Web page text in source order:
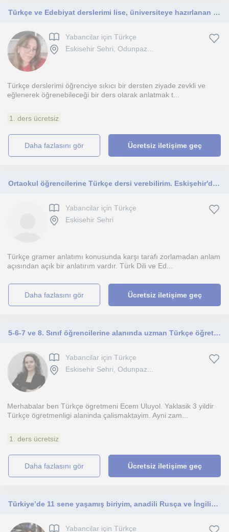
Türkçe ve Edebiyat derslerimi lise, üniversiteye hazırlanan öğrencilerimle keyifle sürdürmekteyim.
Yabancilar için Türkçe
Eskisehir Sehri, Odunpaz...
Türkçe derslerimi öğrenciye sıkıcı bir dersten ziyade zevkli ve
eğlenerek öğrenebileceği bir ders olarak anlatmak t...
1. ders ücretsiz
daha fazlasını gör Ücretsiz iletişime geç
Ortaokul öğrencilerine Türkçe dersi verebilirim. Eskişehir'deki öğrencilere yardımcı olabilirim.
Yabancilar için Türkçe
Eskisehir Sehri
Türkçe gramer anlatımı konusunda karşı tarafı zorlamadan anlam
açısından açık bir anlatırım vardır. Türk Dili ve Ed...
daha fazlasını gör Ücretsiz iletişime geç
5-6-7 ve 8. Sınıf öğrencilerine alanında uzman Türkçe öğretmeninden online Türkçe özel ders
Yabancilar için Türkçe
Eskisehir Sehri, Odunpaz...
Merhabalar ben Türkçe ögretmeni Ecem Uluyol. Yaklasik 3 yildir
Türkçe ögretmenligi alaninda çalismaktayim. Ayni zam...
1. ders ücretsiz
daha fazlasını gör Ücretsiz iletişime geç
Türkiye’de 11 sene yaşamış biriyim, anadili Rusça ve İngilizce olan öğrencilere Türkçe dersi verebilirim
Yabancilar için Türkçe